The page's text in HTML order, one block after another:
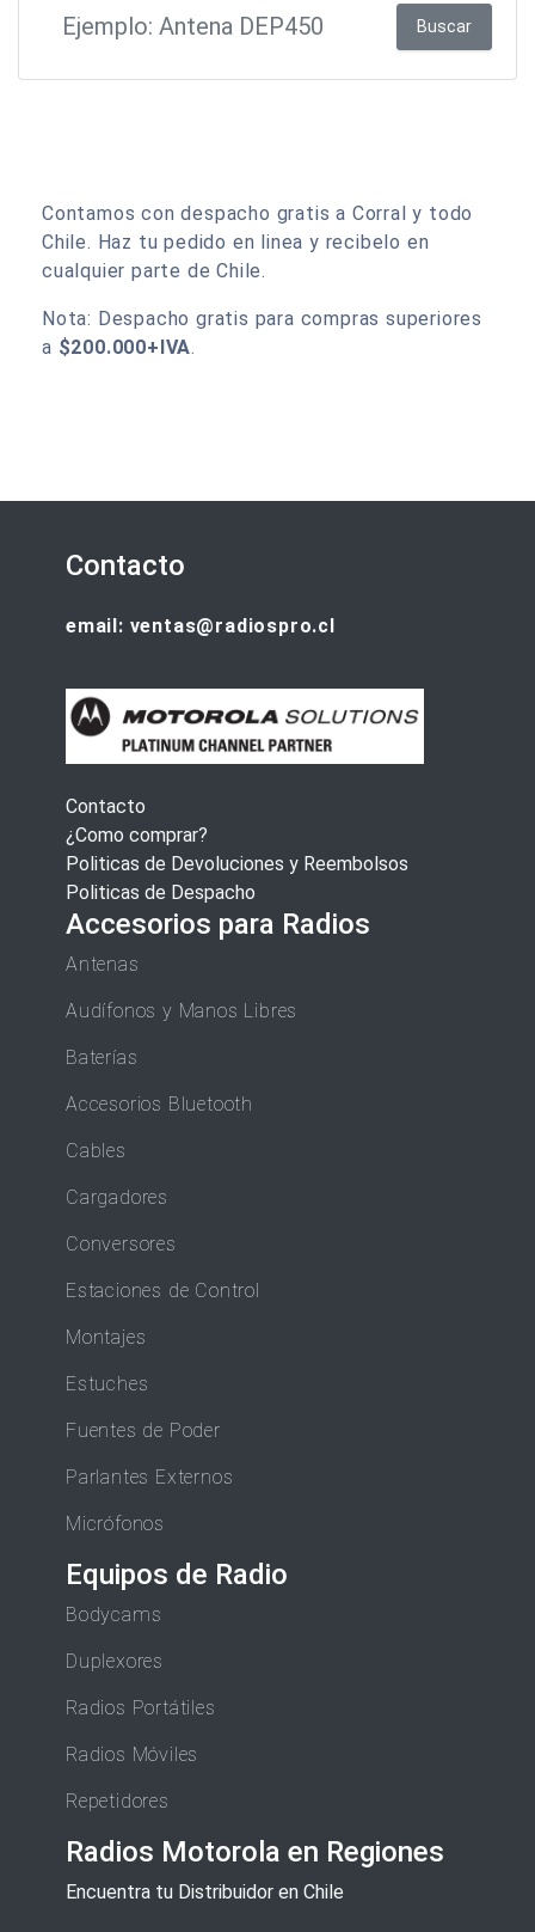
Buscar
Contamos con despacho gratis a Corral y todo
Chile. Haz tu pedido en linea y recibelo en
cualquier parte de Chile.
Nota: Despacho gratis para compras superiores
a $200.000+IVA.
Contacto
email: ventas@radiospro.cl
Contacto
¿Como comprar?
Politicas de Devoluciones y Reembolsos
Politicas de Despacho
Accesorios para Radios
Antenas
Audífonos y Manos Libres
Baterías
Accesorios Bluetooth
Cables
Cargadores
Conversores
Estaciones de Control
Montajes
Estuches
Fuentes de Poder
Parlantes Externos
Micrófonos
Equipos de Radio
Bodycams
Duplexores
Radios Portátiles
Radios Móviles
Repetidores
Radios Motorola en Regiones
Encuentra tu Distribuidor en Chile